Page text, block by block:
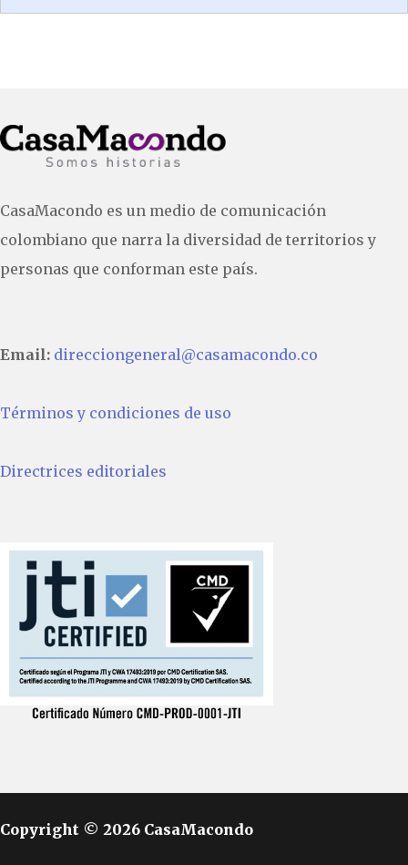
CasaMacondo es un medio de comunicación
colombiano que narra la diversidad de territorios y
personas que conforman este país.
Email: direcciongeneral@casamacondo.co
Términos y condiciones de uso
Directrices editoriales
Copyright © 2026 CasaMacondo